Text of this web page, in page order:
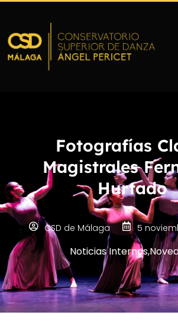
Fotografías
Magistrales
Hurtado
CSD de Málaga 5
Noticias Internas,